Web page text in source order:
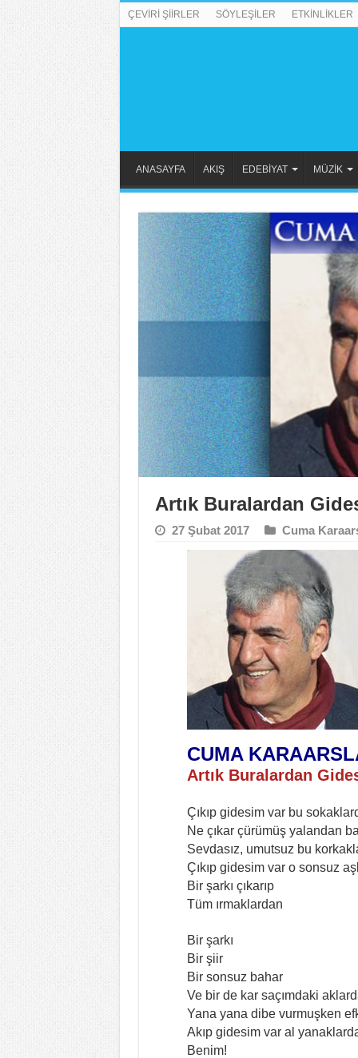
ÇEVİRİ ŞİİRLER SÖYLEŞİLER ETKİNLİKLER
ANASAYFA AKIŞ EDEBİYAT MÜZİK
Artık Buralardan
27 Şubat 2017 Cuma
CUMA
Artık Buralardan
Çıkıp gidesim var bu
Ne çıkar çürümüş yalandan
Sevdasız, umutsuz bu
Çıkıp gidesim var o sonsuz
Bir şarkı çıkarıp
Tüm ırmaklardan
Bir şarkı
Bir şiir
Bir sonsuz bahar
Ve bir de kar saçımdaki
Yana yana dibe vurmuşken
Akıp gidesim var al
Benim!